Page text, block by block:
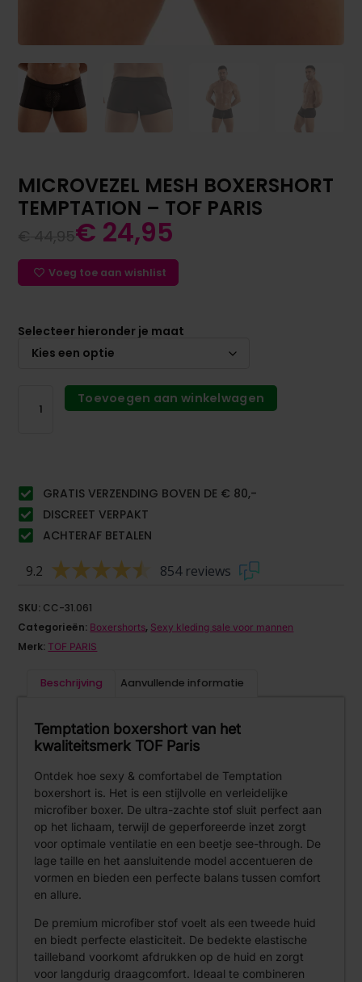
MICROVEZEL MESH BOXERSHORT
TEMPTATION – TOF PARIS
€ 24,95
Voeg toe aan wishlist
Selecteer hieronder je maat
Toevoegen aan winkelwagen
GRATIS VERZENDING BOVEN DE € 80,-
DISCREET VERPAKT
ACHTERAF BETALEN
9.2 854 reviews
SKU: CC-31.061
Categorieën: Boxershorts, Sexy kleding sale voor mannen
Merk: TOF PARIS
Beschrijving Aanvullende informatie
Temptation boxershort van het
kwaliteitsmerk TOF Paris
Ontdek hoe sexy & comfortabel de Temptation
boxershort is. Het is een stijlvolle en verleidelijke
microfiber boxer. De ultra-zachte stof sluit perfect aan
op het lichaam, terwijl de geperforeerde inzet zorgt
voor optimale ventilatie en een beetje see-through. De
lage taille en het aansluitende model accentueren de
vormen en bieden een perfecte balans tussen comfort
en allure.
De premium microfiber stof voelt als een tweede huid
en biedt perfecte elasticiteit. De bedekte elastische
tailleband voorkomt afdrukken op de huid en zorgt
voor langdurig draagcomfort. Ideaal te combineren